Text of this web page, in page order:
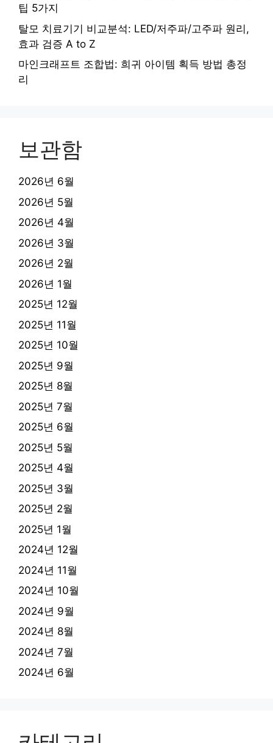
팁 5가지
탈모 치료기기 비교분석: LED/저주파/고주파 원리,
효과 검증 A to Z
마인크래프트 조합법: 희귀 아이템 획득 방법 총정
리
보관함
2026년 6월
2026년 5월
2026년 4월
2026년 3월
2026년 2월
2026년 1월
2025년 12월
2025년 11월
2025년 10월
2025년 9월
2025년 8월
2025년 7월
2025년 6월
2025년 5월
2025년 4월
2025년 3월
2025년 2월
2025년 1월
2024년 12월
2024년 11월
2024년 10월
2024년 9월
2024년 8월
2024년 7월
2024년 6월